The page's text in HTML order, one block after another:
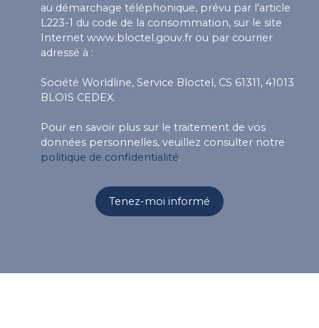
au démarchage téléphonique, prévu par l'article
L223-1 du code de la consommation, sur le site
Internet www.bloctel.gouv.fr ou par courrier
adressé à :
Société Worldline, Service Bloctel, CS 61311, 41013
BLOIS CEDEX.
Pour en savoir plus sur le traitement de vos
données personnelles, veuillez consulter notre
politique de confidentialité.
Tenez-moi informé